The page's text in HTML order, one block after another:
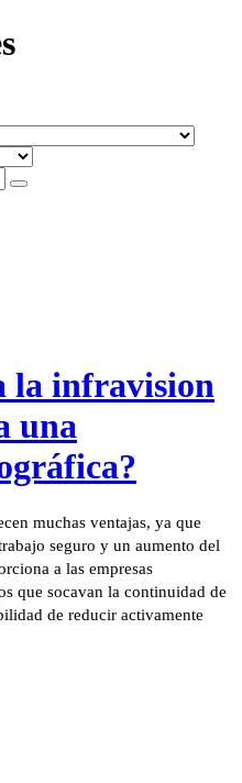
la infravision
una
muchas ventajas, ya que
seguro y un aumento del
a las empresas
que socavan la continuidad de
de reducir activamente